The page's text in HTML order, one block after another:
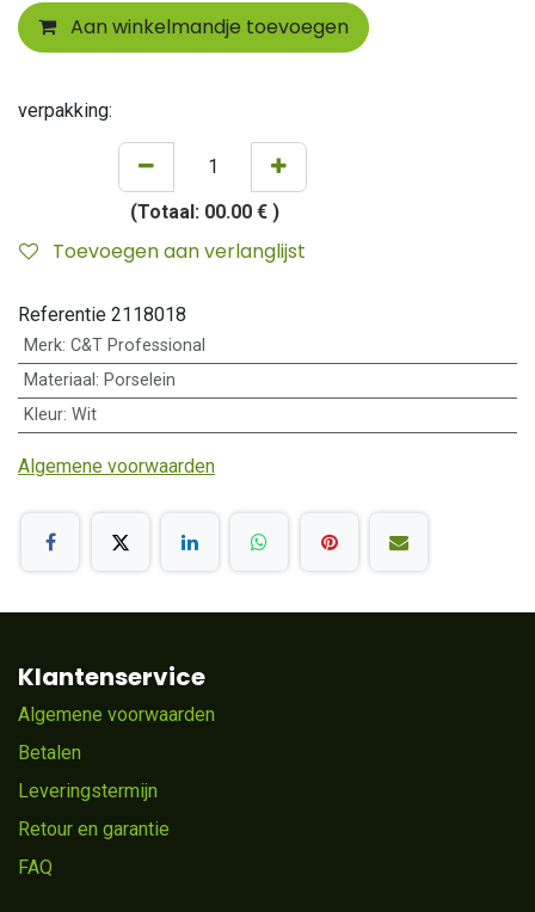
Aan winkelmandje toevoegen
verpakking:
(Totaal: 00.00 € )
Toevoegen aan verlanglijst
Referentie 2118018
Merk: C&T Professional
Materiaal : Porselein
Kleur: Wit
Algemene voorwaarden
Klantenservice
Algemene voorwaarden
Betalen
Leveringstermijn
Retour en garantie
FAQ